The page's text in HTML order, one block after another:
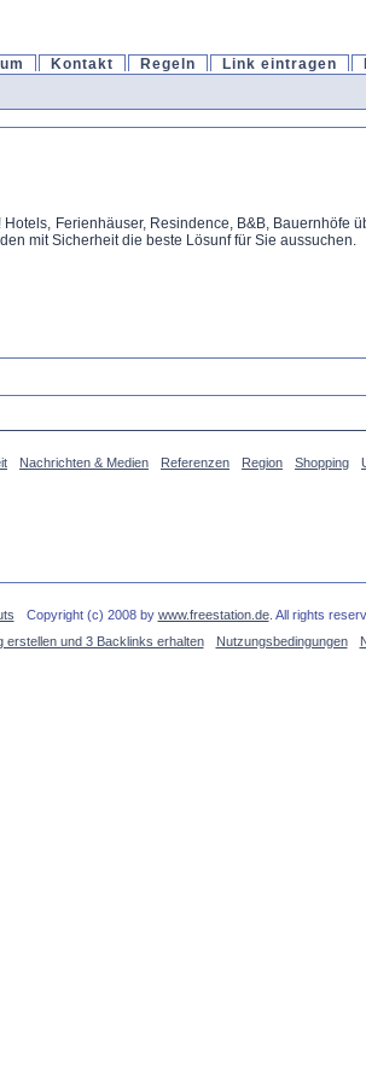
Kontakt Regeln Link eintragen
Ferienhäuser, Resindence, B&B,
mit Sicherheit die beste Lösunf für Sie aussuchen.
Nachrichten & Medien Referenzen Region Shopping
Copyright (c) 2008 by www.freestation.de. All rights
erstellen und 3 Backlinks erhalten
Nutzungsbedingungen